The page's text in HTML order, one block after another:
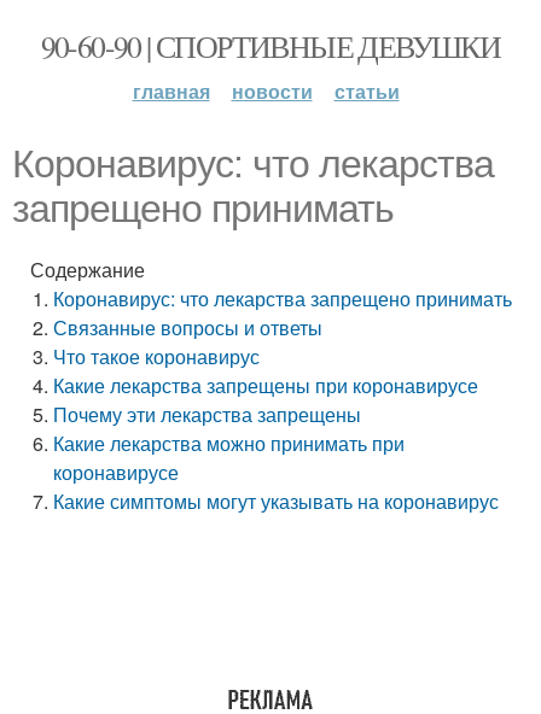
90-60-90 | СПОРТИВНЫЕ ДЕВУШКИ
главная новости статьи
Коронавирус: что лекарства
запрещено принимать
Содержание
Коронавирус: что лекарства запрещено принимать
Связанные вопросы и ответы
Что такое коронавирус
Какие лекарства запрещены при коронавирусе
Почему эти лекарства запрещены
Какие лекарства можно принимать при
коронавирусе
Какие симптомы могут указывать на коронавирус